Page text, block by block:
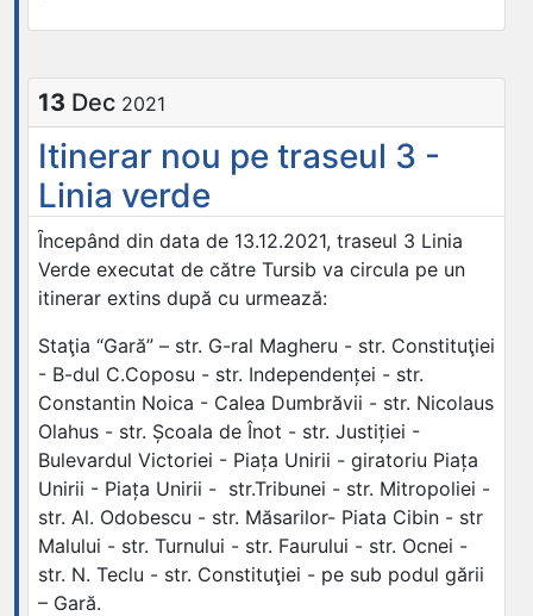
13 Dec 2021
Itinerar nou pe traseul 3 -
Linia verde
Ȋncepând din data de 13.12.2021, traseul 3 Linia
Verde executat de către Tursib va circula pe un
itinerar extins după cu urmează:
Staţia “Gară” – str. G-ral Magheru - str. Constituţiei
- B-dul C.Coposu - str. Independenței - str.
Constantin Noica - Calea Dumbrăvii - str. Nicolaus
Olahus - str. Școala de Înot - str. Justiției -
Bulevardul Victoriei - Piața Unirii - giratoriu Piața
Unirii - Piața Unirii - str.Tribunei - str. Mitropoliei -
str. Al. Odobescu - str. Măsarilor- Piata Cibin - str
Malului - str. Turnului - str. Faurului - str. Ocnei -
str. N. Teclu - str. Constituţiei - pe sub podul gării
– Gară.